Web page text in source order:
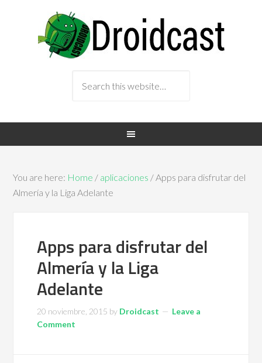
You are here: Home / aplicaciones / Apps para disfrutar del
Almería y la Liga Adelante
Apps para disfrutar del
Almería y la Liga
Adelante
20 noviembre, 2015 by Droidcast
Leave a
Comment